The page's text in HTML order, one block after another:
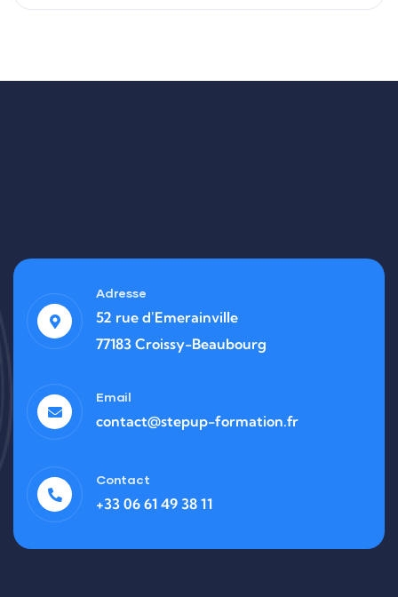
Adresse
52 rue d'Emerainville
77183 Croissy-Beaubourg
Email
contact@stepup-formation.fr
Contact
+33 06 61 49 38 11